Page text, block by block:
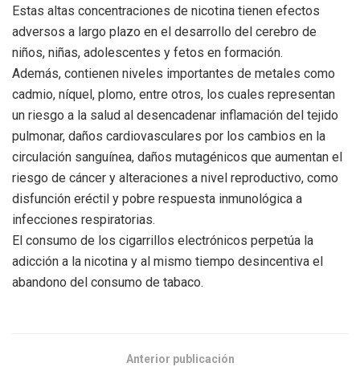
Estas altas concentraciones de nicotina tienen efectos
adversos a largo plazo en el desarrollo del cerebro de
niños, niñas, adolescentes y fetos en formación.
Además, contienen niveles importantes de metales como
cadmio, níquel, plomo, entre otros, los cuales representan
un riesgo a la salud al desencadenar inflamación del tejido
pulmonar, daños cardiovasculares por los cambios en la
circulación sanguínea, daños mutagénicos que aumentan el
riesgo de cáncer y alteraciones a nivel reproductivo, como
disfunción eréctil y pobre respuesta inmunológica a
infecciones respiratorias.
El consumo de los cigarrillos electrónicos perpetúa la
adicción a la nicotina y al mismo tiempo desincentiva el
abandono del consumo de tabaco.
Anterior publicación